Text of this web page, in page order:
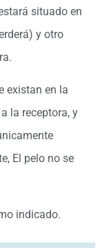
situado en
y otro
existan en la
la receptora, y
El pelo no se
indicado.